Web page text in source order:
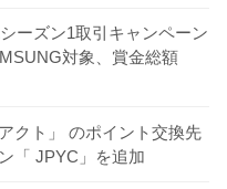
ーズン1取引キャンペーン
対象、賞金総額
アクト」 のポイント交換先
「 JPYC」を追加